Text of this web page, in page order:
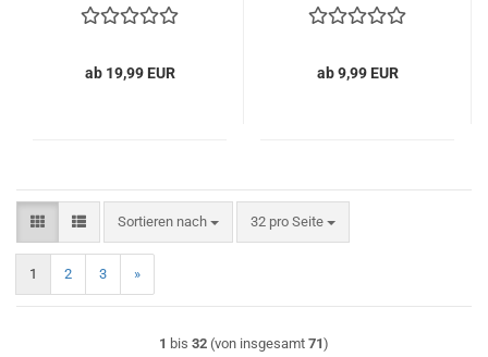
Hellblau Weiß
ab 19,99 EUR ab 9,99 EUR
Sortieren nach
Sortieren nach 32 pro Seite
pro Seite
1 2 3 »
1 bis 32 (von insgesamt 71)